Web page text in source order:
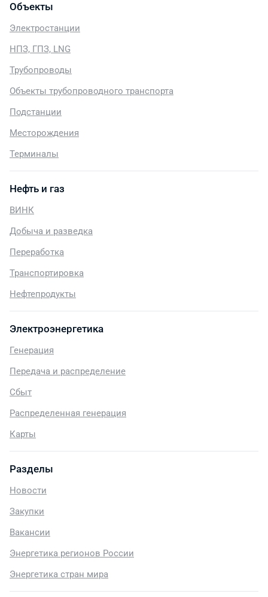
Объекты
Электростанции
НПЗ, ГПЗ, LNG
Трубопроводы
Объекты трубопроводного транспорта
Подстанции
Месторождения
Терминалы
Нефть и газ
ВИНК
Добыча и разведка
Переработка
Транспортировка
Нефтепродукты
Электроэнергетика
Генерация
Передача и распределение
Сбыт
Распределенная генерация
Карты
Разделы
Новости
Закупки
Вакансии
Энергетика регионов России
Энергетика стран мира